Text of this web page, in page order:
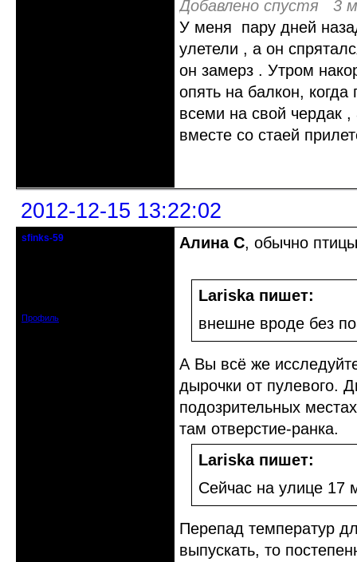
Добавлено спустя 3
У меня пару дней
улетели , а он
он замерз . Утром
опять на балкон,
всеми на свой чердак
вместе со стаей
2012-12-15 13:22:02
sfinks-59
Профиль
Алина С, обычно
Lariska пишет:
внешне вроде без
А Вы всё же
дырочки от пулевого.
подозрительных
там отверстие-ранка.
Lariska пишет:
Сейчас на улице 17
Перепад температур
выпускать, то